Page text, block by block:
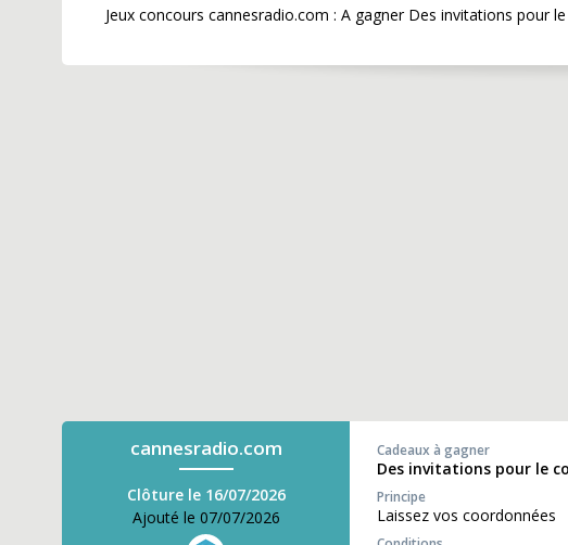
Jeux concours cannesradio.com : A gagner Des invitations pour
cannesradio.com
Clôture le 16/07/2026
Ajouté le 07/07/2026
Cadeaux à gagner
Des invitations pour le
Principe
Laissez vos coordonnées